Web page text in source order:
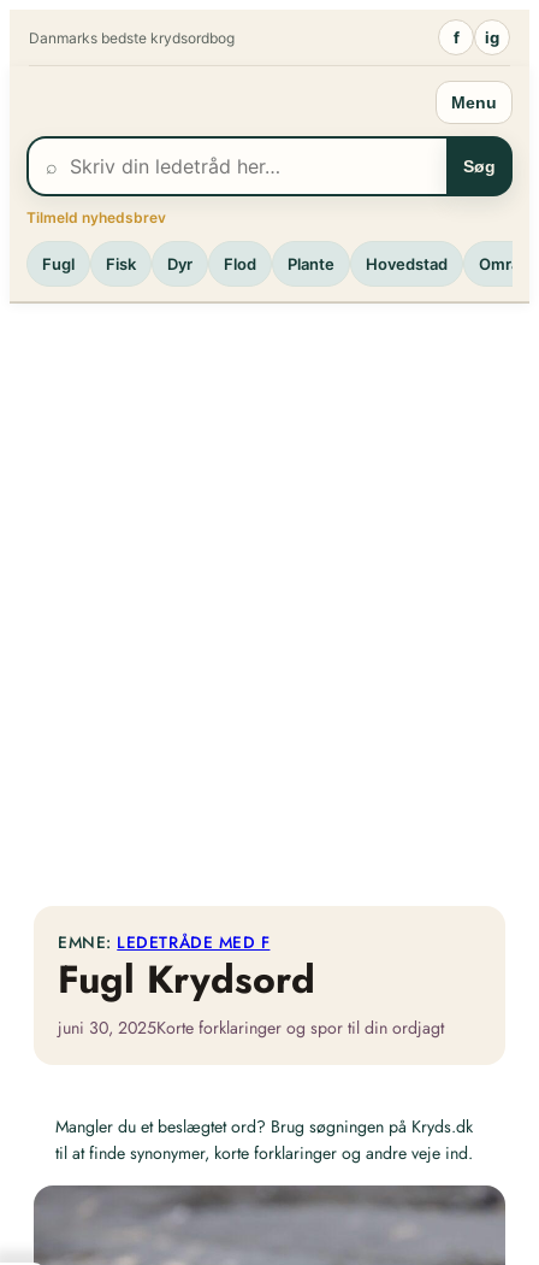
Danmarks bedste krydsordbog f ig
Menu
⌕ Søg
Tilmeld nyhedsbrev
Fugl Fisk Dyr Flod Plante Hovedstad Område
EMNE: LEDETRÅDE MED F
Fugl Krydsord
juni 30, 2025Korte forklaringer og spor til din ordjagt
Mangler du et beslægtet ord? Brug søgningen på Kryds.dk
til at finde synonymer, korte forklaringer og andre veje ind.